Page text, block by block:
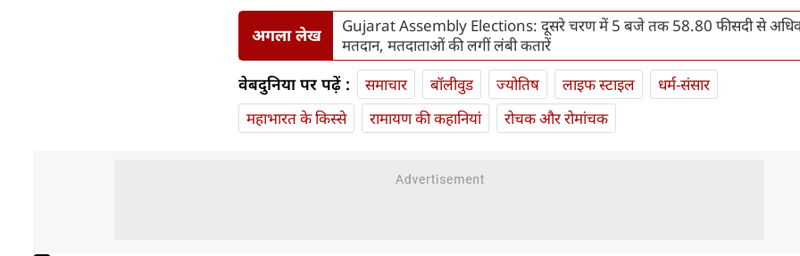
अगला लेख
Gujarat Assembly Elections: दूसरे चरण में 5 बजे तक 58.80 फीसदी से
मतदान, मतदाताओं की लगीं लंबी कतारें
वेबदुनिया पर पढ़ें : समाचार बॉलीवुड ज्योतिष लाइफ स्‍टाइल
धर्म-संसार
महाभारत के किस्से
रामायण की कहानियां रोचक और रोमांचक